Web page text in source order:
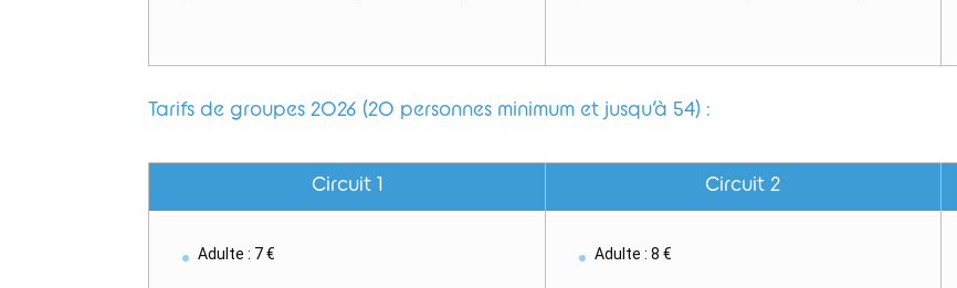
Tarifs de groupes 2026 (20 personnes minimum et jusqu’à 54) :
Circuit 1
Adulte : 7 €
Circuit 2
Adulte : 8 €